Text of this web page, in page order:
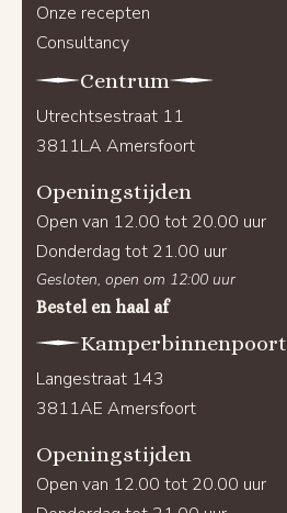
Onze recepten
Consultancy
Centrum
Utrechtsestraat 11
3811LA Amersfoort
Openingstijden
Open van 12.00 tot 20.00 uur
Donderdag tot 21.00 uur
Gesloten, open om 12:00 uur
Bestel en haal af
Kamperbinnenpoort
Langestraat 143
3811AE Amersfoort
Openingstijden
Open van 12.00 tot 20.00 uur